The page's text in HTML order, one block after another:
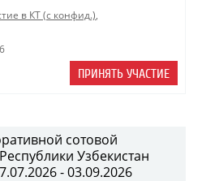
в КТ (с конфид.),
ПРИНЯТЬ УЧАСТИЕ
сотовой
Узбекистан
- 03.09.2026